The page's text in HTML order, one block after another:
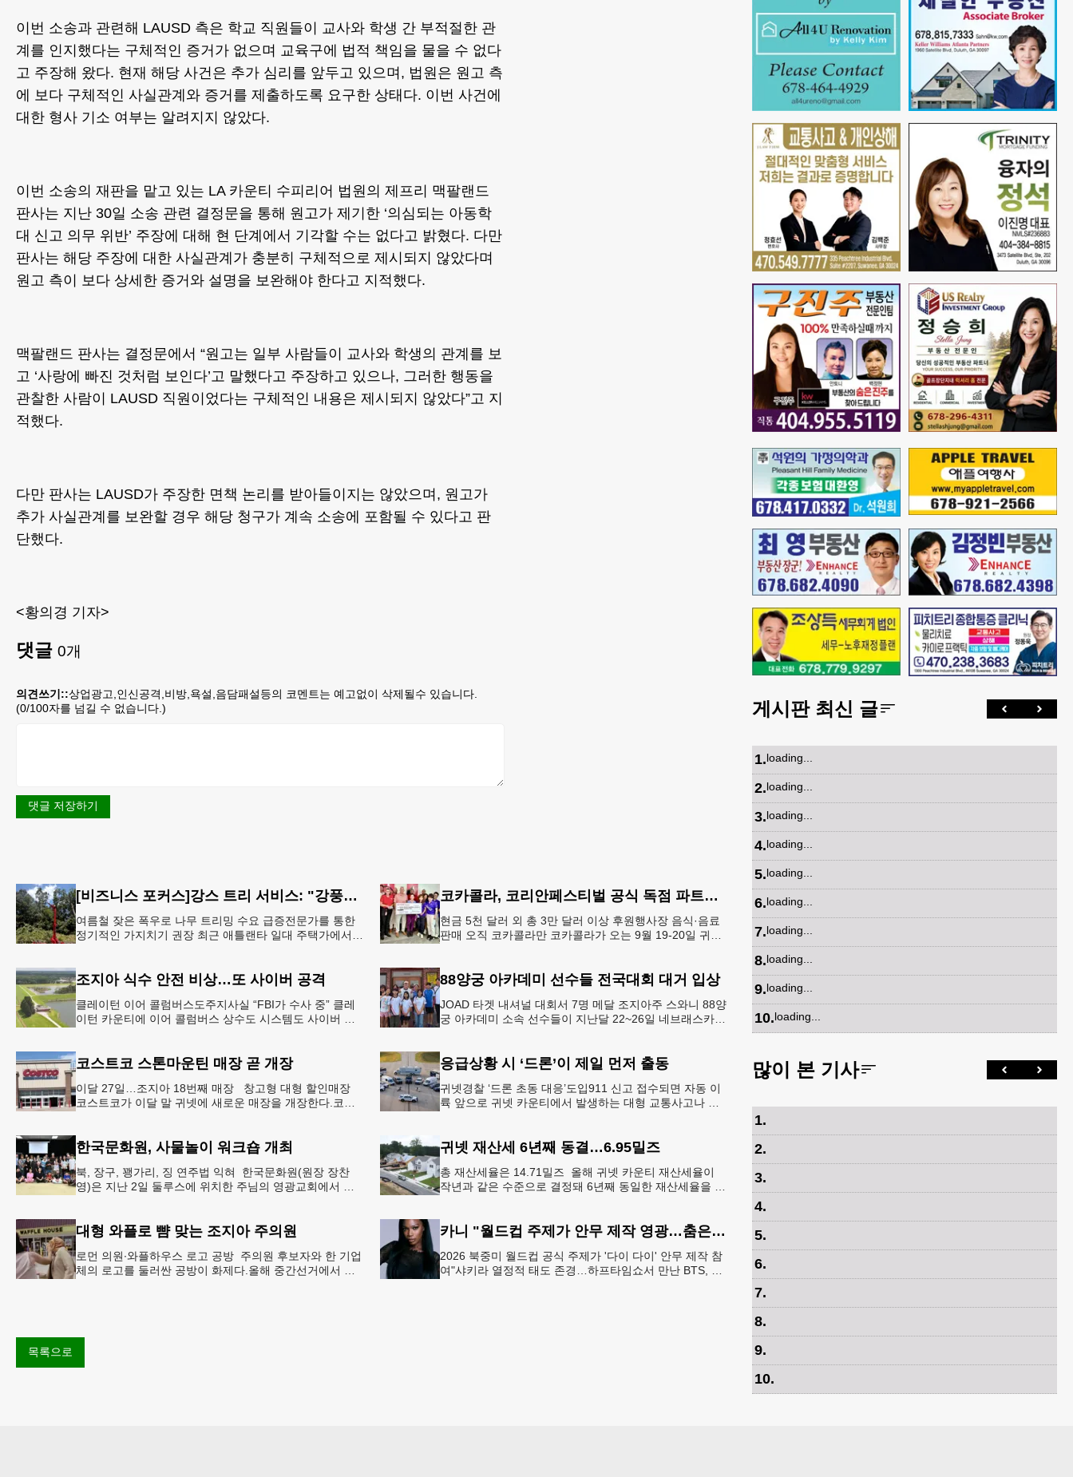
이번 소송과 관련해 LAUSD 측은 학교 직원들이 교사와 학생 간 부적절한 관
계를 인지했다는 구체적인 증거가 없으며 교육구에 법적 책임을 물을 수 없다
고 주장해 왔다. 현재 해당 사건은 추가 심리를 앞두고 있으며, 법원은 원고 측
에 보다 구체적인 사실관계와 증거를 제출하도록 요구한 상태다. 이번 사건에
대한 형사 기소 여부는 알려지지 않았다.
이번 소송의 재판을 맡고 있는 LA 카운티 수피리어 법원의 제프리 맥팔랜드
판사는 지난 30일 소송 관련 결정문을 통해 원고가 제기한 ‘의심되는 아동학
대 신고 의무 위반’ 주장에 대해 현 단계에서 기각할 수는 없다고 밝혔다. 다만
판사는 해당 주장에 대한 사실관계가 충분히 구체적으로 제시되지 않았다며
원고 측이 보다 상세한 증거와 설명을 보완해야 한다고 지적했다.
맥팔랜드 판사는 결정문에서 “원고는 일부 사람들이 교사와 학생의 관계를 보
고 ‘사랑에 빠진 것처럼 보인다’고 말했다고 주장하고 있으나, 그러한 행동을
관찰한 사람이 LAUSD 직원이었다는 구체적인 내용은 제시되지 않았다”고 지
적했다.
다만 판사는 LAUSD가 주장한 면책 논리를 받아들이지는 않았으며, 원고가
추가 사실관계를 보완할 경우 해당 청구가 계속 소송에 포함될 수 있다고 판
단했다.
<황의경 기자>
댓글 0개
의견쓰기::상업광고,인신공격,비방,욕설,음담패설등의 코멘트는 예고없이 삭제될수 있습니다.
(0/100자를 넘길 수 없습니다.)
댓글 저장하기
[비즈니스 포커스]강스 트리 서비스: "강풍에 부러질라"… 여름철 주택가 수목 관리 '비상'
여름철 잦은 폭우로 나무 트리밍 수요 급증전문가를 통한
정기적인 가지치기 권장 최근 애틀랜타 일대 주택가에서
코카콜라, 코리안페스티벌 공식 독점 파트너 참여
현금 5천 달러 외 총 3만 달러 이상 후원행사장 음식·음료
판매 오직 코카콜라만 코카콜라가 오는 9월 19-20일 귀넷
조지아 식수 안전 비상…또 사이버 공격
클레이턴 이어 콜럼버스도주지사실 “FBI가 수사 중” 클레
이턴 카운티에 이어 콜럼버스 상수도 시스템도 사이버 공
88양궁 아카데미 선수들 전국대회 대거 입상
JOAD 타겟 내셔널 대회서 7명 메달 조지아주 스와니 88양
궁 아카데미 소속 선수들이 지난달 22~26일 네브래스카주
코스트코 스톤마운틴 매장 곧 개장
이달 27일…조지아 18번째 매장 창고형 대형 할인매장
코스트코가 이달 말 귀넷에 새로운 매장을 개장한다.코스
응급상황 시 ‘드론’이 제일 먼저 출동
귀넷경찰 ‘드론 초동 대응’도입911 신고 접수되면 자동 이
륙 앞으로 귀넷 카운티에서 발생하는 대형 교통사고나 범
한국문화원, 사물놀이 워크숍 개최
북, 장구, 꽹가리, 징 연주법 익혀 한국문화원(원장 장찬
영)은 지난 2일 둘루스에 위치한 주님의 영광교회에서 사
귀넷 재산세 6년째 동결…6.95밀즈
총 재산세율은 14.71밀즈 올해 귀넷 카운티 재산세율이
작년과 같은 수준으로 결정돼 6년째 동일한 재산세율을 유
대형 와플로 뺨 맞는 조지아 주의원
로먼 의원∙와플하우스 로고 공방 주의원 후보자와 한 기업
체의 로고를 둘러싼 공방이 화제다.올해 중간선거에서 민
카니 "월드컵 주제가 안무 제작 영광…춤은 국경 없는 언어"
2026 북중미 월드컵 공식 주제가 '다이 다이' 안무 제작 참
여"샤키라 열정적 태도 존경…하프타임쇼서 만난 BTS, 특
목록으로
게시판 최신 글
1.loading...
2.loading...
3.loading...
4.loading...
5.loading...
6.loading...
7.loading...
8.loading...
9.loading...
10.loading...
많이 본 기사
1.
2.
3.
4.
5.
6.
7.
8.
9.
10.